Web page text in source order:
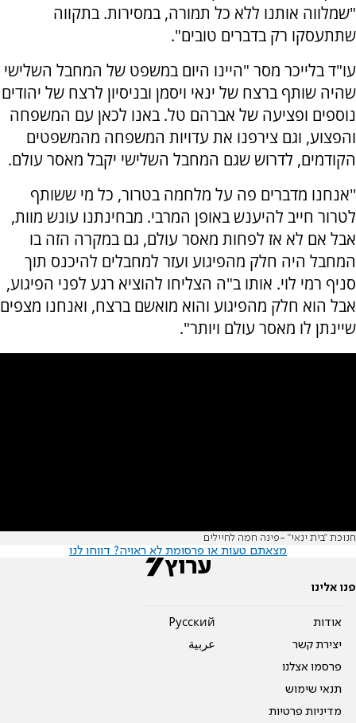
"שמלווה אותנו ללא כל תמורה, במסירות. בתקווה
שתתעסקו רק בדברים טובים".
עו"ד בלייכר מסר "היינו היום במשפט של המחבל השלישי
שהיה שותף ברצח של ינאי ויסמן ובניסיון לרצח של יהודים
נוספים ופציעה של אברהם טל. באנו לכאן עם המשפחה
והפצוע, וגם צירפנו את עדויות המשפחה מהמשפטים
הקודמים, לדרוש שגם המחבל השלישי יקבל מאסר עולם.
''אנחנו מדברים פה על מלחמה בטרור, כל מי ששותף
לטרור חייב להיענש באופן המרבי. מבחינתנו עונש מוות,
אבל אם לא אז לפחות מאסר עולם, גם במקרה הזה בו
המחבל היה חלק מהפיגוע ועזר למחבלים להיכנס תוך
סניף רמי לוי. אותו ב"ה הצליחו להוציא רגע לפני הפיגוע,
אבל הוא חלק מהפיגוע והוא מואשם ברצח, ואנחנו מצפים
שיינתן לו מאסר עולם ויותר".
חנוכת "בית ינאי" -פינה חמה לחיילים
מצאתם טעות או פרסומת לא ראויה? דווחו לנו
פנו אלינו
אודות
יצירת קשר
פרסמו אצלנו
תנאי שימוש
מדיניות פרטיות
Pусский
عربية